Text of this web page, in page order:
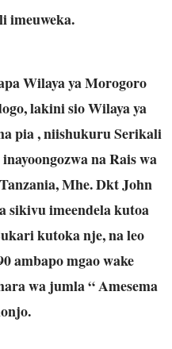
imeuweka.
Wilaya ya Morogoro
lakini sio Wilaya ya
pia , niishukuru Serikali
na Rais wa
Mhe. Dkt John
sikivu imeendela kutoa
kutoka nje, na leo
ambapo mgao wake
wa jumla “ Amesema